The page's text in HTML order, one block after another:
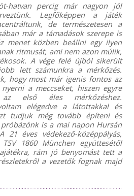
hatvan percig már nagyon jól
Legfőképpen a játék
de természetesen a
már a támadások szerepe is
menet közben beállni egy ilyen
ritmusát, ami nem azon múlik,
A vége felé újból sikerült
lett számunkra a mérkőzés.
hogy most már igenis fontos az
a meccseket, hiszen egyre
első éles mérkőzéshez.
elégedve a látottakkal és
tudjuk még tovább építeni és
is a mai napon Hursán
21 éves védekező-középpályás,
1860 München együttesétől
rám jó benyomást tett a
a vezetők fognak majd